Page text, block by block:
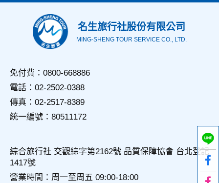
外，我們會視需要公佈統計數據及說明文字，但不涉及特定個
人之資料。
三、資料之保護
備及必要的安全防護措施，加以保護網站及您的個人資料採用
嚴格的保護措施，只由經過授權的人員才能接觸您的個人資
料，相關處理人員皆簽有保密合約，如有違反保密義務者，將
會受到相關的法律處分。
如因業務需要有必要委託其他單位提供服務時，本網站亦會嚴
格要求其遵守保密義務，並且採取必要檢查程序以確定其將確
四、網站對外的相關連結
本網站的網頁提供其他網站的網路連結，您也可經由本網站所
提供的連結，點選進入其他網站。但該連結網站不適用本網站
的隱私權保護政策，您必須參考該連結網站中的隱私權保護政
名生旅行社股份有限公司
MING-SHENG TOUR SERVICE CO., LTD.
免付費：0800-668886
電話：02-2502-0388
傳真：02-2517-8389
統一編號：80511172
綜合旅行社 交觀綜字第2162號 品質保障協會 台北登記
1417號
營業時間：周一至周五 09:00-18:00